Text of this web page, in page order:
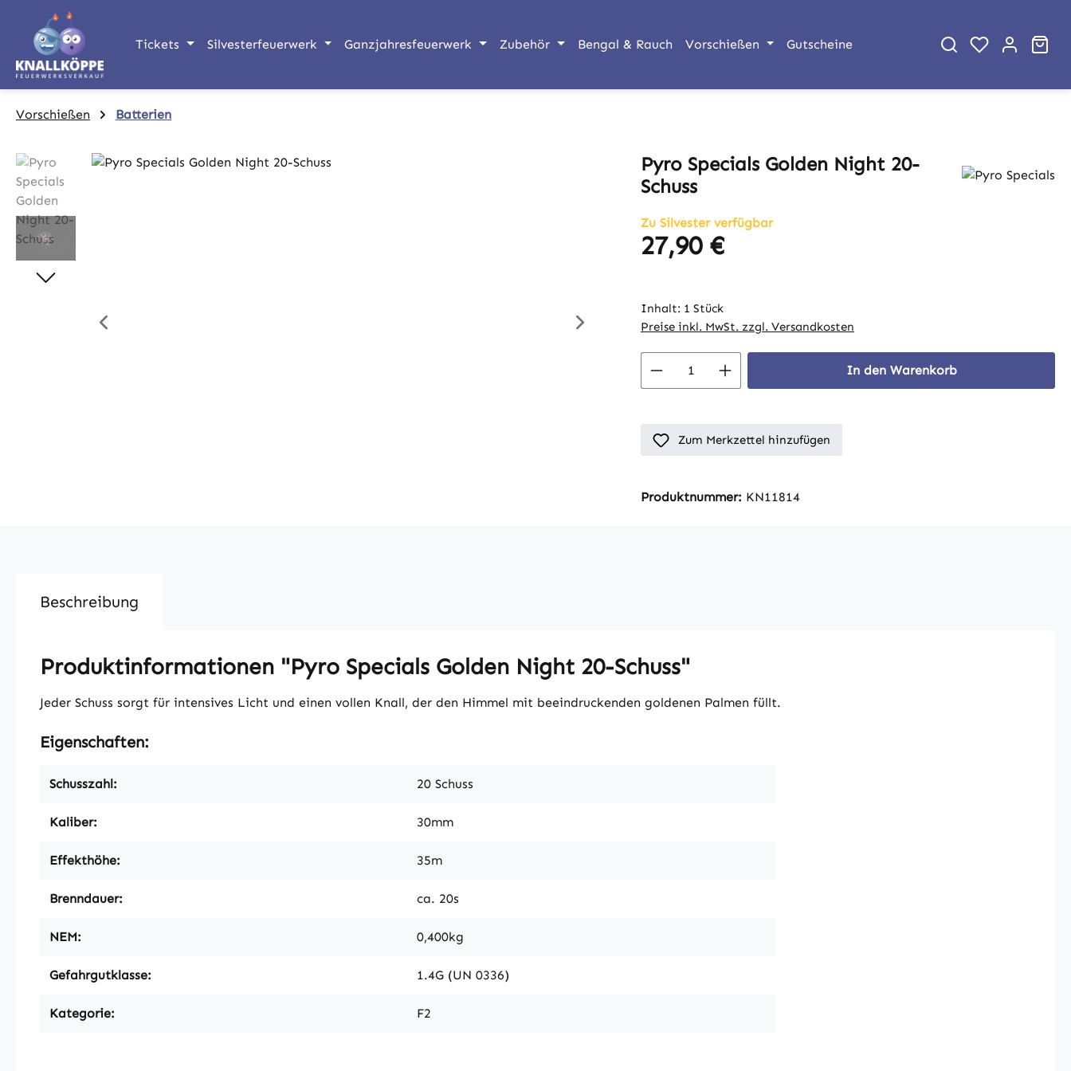
Hauptinhalt springen
Zur Suche springen
Zur Hauptnavigation springen
Tickets
Silvesterfeuerwerk Ganzjahresfeuerwerk Zubehör Bengal & Rauch Vorschießen Gutscheine
Vorschießen Batterien
Bildergalerie überspringen
Pyro Specials Golden Night 20-
Schuss
Zu Silvester verfügbar
Regulärer Preis:
27,90 €
Inhalt: 1 Stück
Preise inkl. MwSt. zzgl. Versandkosten
Produkt Anzahl: Gib den gewünschten Wert
In den Warenkorb
Zum Merkzettel hinzufügen
Produktnummer: KN11814
Beschreibung
Produktinformationen "Pyro Specials Golden Night 20-Schuss"
Jeder Schuss sorgt für intensives Licht und einen vollen Knall, der den Himmel mit beeindruckenden goldenen Palmen füllt.
Eigenschaften:
Schusszahl: 20 Schuss
Kaliber: 30mm
Effekthöhe: 35m
Brenndauer: ca. 20s
NEM: 0,400kg
Gefahrgutklasse: 1.4G (UN 0336)
Kategorie: F2